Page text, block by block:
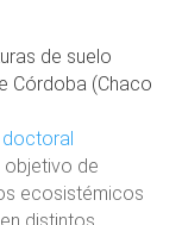
de suelo
Córdoba (Chaco
objetivo de
ecosistémicos